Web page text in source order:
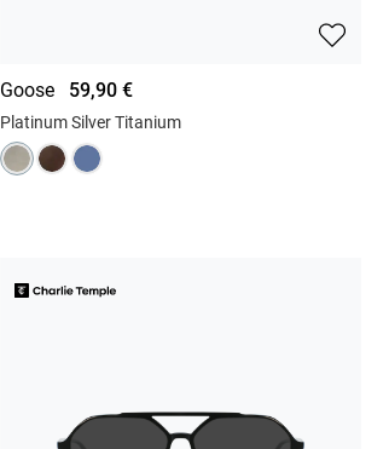
Goose 59,90 €
Platinum Silver Titanium